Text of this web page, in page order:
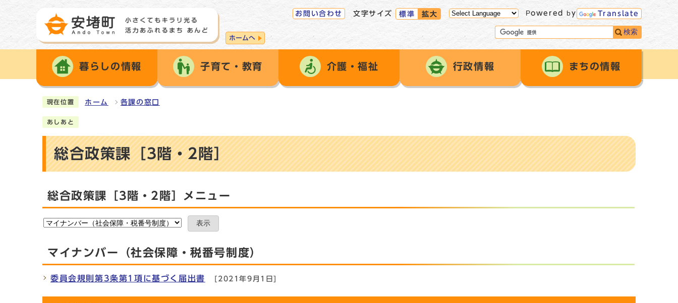
ホームへ
お問い合わせ 文字サイズ 標準 拡大 Powered by Translate
検索
暮らしの情報 子育て・教育 介護・福祉 行政情報 まちの情報
現在位置 ホーム 各課の窓口
あしあと
総合政策課［3階・2階］
総合政策課［3階・2階］メニュー
表示
マイナンバー（社会保障・税番号制度）
委員会規則第3条第1項に基づく届出書 [2021年9月1日]